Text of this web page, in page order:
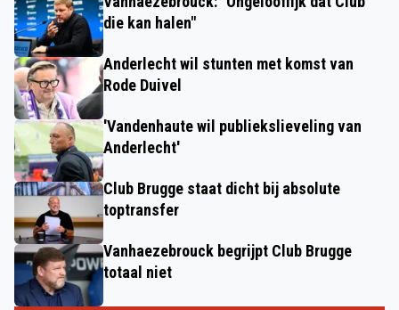
die kan halen"
Anderlecht wil stunten met komst van
Rode Duivel
'Vandenhaute wil publiekslieveling van
Anderlecht'
Club Brugge staat dicht bij absolute
toptransfer
Vanhaezebrouck begrijpt Club Brugge
totaal niet